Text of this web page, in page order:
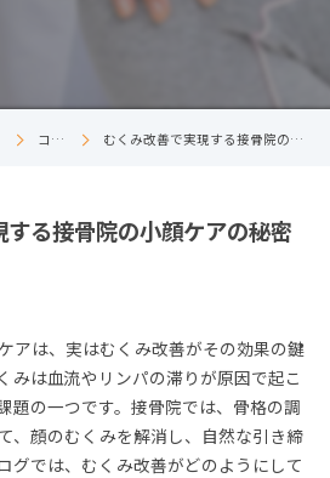
コラム むくみ改善で実現する接骨院の小顔ケアの秘密
る接骨院の小顔ケアの秘密
アは、実はむくみ改善がその効果の鍵
みは血流やリンパの滞りが原因で起こ
題の一つです。接骨院では、骨格の調
、顔のむくみを解消し、自然な引き締
グでは、むくみ改善がどのようにして